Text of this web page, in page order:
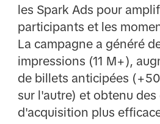
les Spark Ads pour
participants et les
La campagne a généré
impressions (11 M+),
de billets anticipées
sur l'autre) et obtenu des
d'acquisition plus